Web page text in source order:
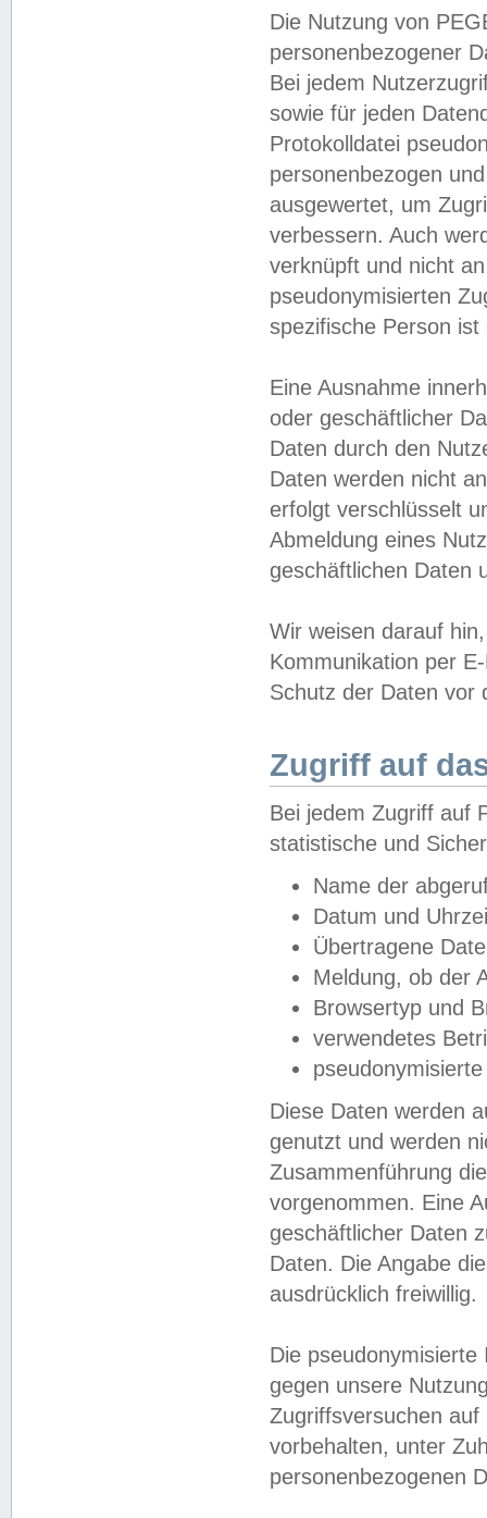
Die Nutzung von
personenbezogener
Bei jedem
sowie für jeden
Protokolldatei
personenbezogen
ausgewertet, um
verbessern. Auch
verknüpft und nicht
pseudonymisierten
spezifische Person
Eine Ausnahme
oder geschäftlicher
Daten durch den
Daten werden nicht
erfolgt verschlüsselt
Abmeldung eines
geschäftlichen Daten
Wir weisen darauf
Kommunikation per
Schutz der Daten vor
Zugriff auf
Bei jedem Zugriff auf
statistische und
Name der
Datum und
Übertragene
Meldung, ob der
Browsertyp und
verwendetes
Diese Daten werden
genutzt und werden
Zusammenführung
vorgenommen. Eine
geschäftlicher Daten
Daten. Die Angabe
ausdrücklich freiwillig.
Die
gegen unsere
Zugriffsversuchen
vorbehalten, unter
personenbezogenen